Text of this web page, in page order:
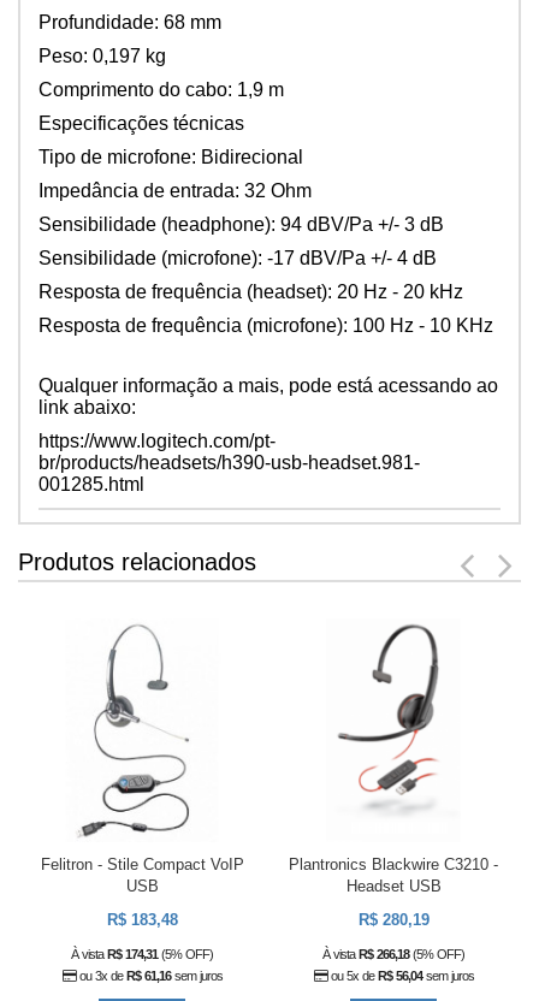
Profundidade: 68 mm
Peso: 0,197 kg
Comprimento do cabo: 1,9 m
Especificações técnicas
Tipo de microfone: Bidirecional
Impedância de entrada: 32 Ohm
Sensibilidade (headphone): 94 dBV/Pa +/- 3 dB
Sensibilidade (microfone): -17 dBV/Pa +/- 4 dB
Resposta de frequência (headset): 20 Hz - 20 kHz
Resposta de frequência (microfone): 100 Hz - 10 KHz
Qualquer informação a mais, pode está acessando ao
link abaixo:
https://www.logitech.com/pt-
br/products/headsets/h390-usb-headset.981-
001285.html
Produtos relacionados
Felitron - Stile Compact VoIP
USB
R$ 183,48
À vistaR$ 174,31 (5% OFF)
ou 3x deR$ 61,16sem juros
Plantronics Blackwire C3210 -
Headset USB
R$ 280,19
À vistaR$ 266,18(5% OFF)
ou 5x deR$ 56,04sem juros